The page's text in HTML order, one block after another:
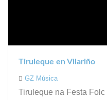
Tiruleque en Vilariño
GZ Música
Tiruleque na Festa